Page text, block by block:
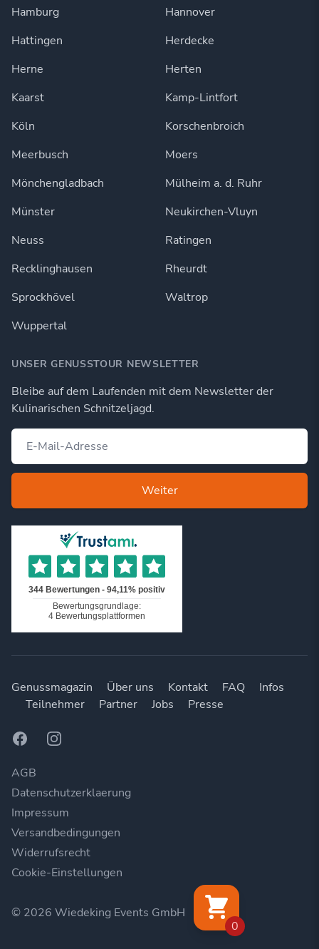
0
Hamburg
Hannover
Hattingen
Herdecke
Herne
Herten
Kaarst
Kamp-Lintfort
Köln
Korschenbroich
Meerbusch
Moers
Mönchengladbach
Mülheim a. d. Ruhr
Münster
Neukirchen-Vluyn
Neuss
Ratingen
Recklinghausen
Rheurdt
Sprockhövel
Waltrop
Wuppertal
UNSER GENUSSTOUR NEWSLETTER
Bleibe auf dem Laufenden mit dem Newsletter der
Kulinarischen Schnitzeljagd.
Weiter
Genussmagazin Über uns Kontakt FAQ
Infos
Teilnehmer
Partner Jobs Presse
FacebookInstagram
AGB
Datenschutzerklaerung
Impressum
Versandbedingungen
Widerrufsrecht
Cookie-Einstellungen
© 2026 Wiedeking Events GmbH